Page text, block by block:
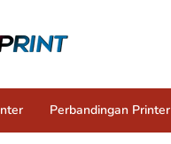
Perbandingan Printer